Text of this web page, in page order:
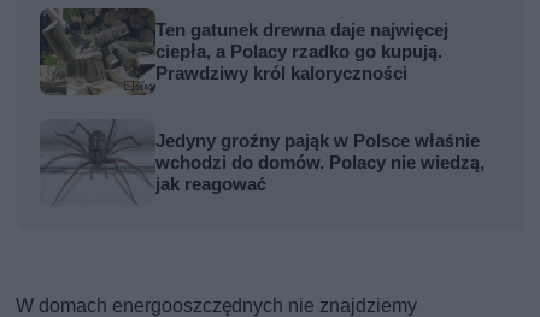
Ten gatunek drewna daje najwięcej
ciepła, a Polacy rzadko go kupują.
Prawdziwy król kaloryczności
Jedyny groźny pająk w Polsce właśnie
wchodzi do domów. Polacy nie wiedzą,
jak reagować
W domach energooszczędnych nie znajdziemy